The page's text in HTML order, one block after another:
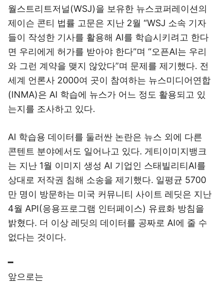
월스트리트저널(WSJ)을 보유한 뉴스코퍼레이션의
제이슨 콘티 법률 고문은 지난 2월 “WSJ 소속 기자
들이 작성한 기사를 활용해 AI를 학습시키려고 한다
면 우리에게 허가를 받아야 한다”며 “오픈AI는 우리
와 그런 계약을 맺지 않았다”며 문제를 제기했다. 전
세계 언론사 2000여 곳이 참여하는 뉴스미디어연합
(INMA)은 AI 학습에 뉴스가 어느 정도 활용되고 있
는지를 조사하고 있다.
AI 학습용 데이터를 둘러싼 논란은 뉴스 외에 다른
콘텐트 분야에서도 일어나고 있다. 게티이미지뱅크
는 지난 1월 이미지 생성 AI 기업인 스태빌리티AI를
상대로 저작권 침해 소송을 제기했다. 일평균 5700
만 명이 방문하는 미국 커뮤니티 사이트 레딧은 지난
4월 API(응용프로그램 인터페이스) 유료화 방침을
밝혔다. 더 이상 레딧의 데이터를 공짜로 AI에 줄 수
없다는 것이다.
━
앞으로는